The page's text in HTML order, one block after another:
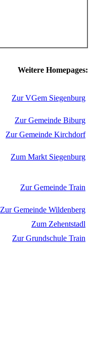
Weitere Homepages:
Zur VGem Siegenburg
Zur Gemeinde Biburg
Zur Gemeinde Kirchdorf
Zum Markt Siegenburg
Zur Gemeinde Train
Zur Gemeinde Wildenberg
Zum Zehentstadl
Zur Grundschule Train